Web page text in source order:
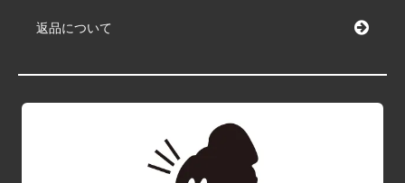
返品について